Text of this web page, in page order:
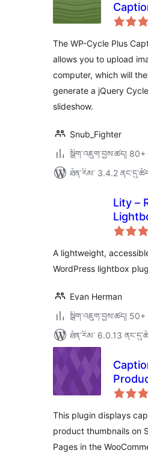
The WP-Cycle Plus
allows you to upload
computer, which will
generate a jQuery
slideshow.
Snub_Fighter
སྒྲིག་འཇུག་བྱས་ཚད། 80+
ཐོན་རིམ་ 3.4.2
Lity –
A lightweight,
WordPress lightbox
Evan Herman
སྒྲིག་འཇུག་བྱས་ཚད། 50+
ཐོན་རིམ་ 6.0.13
This plugin displays
product thumbnails on
Pages in the